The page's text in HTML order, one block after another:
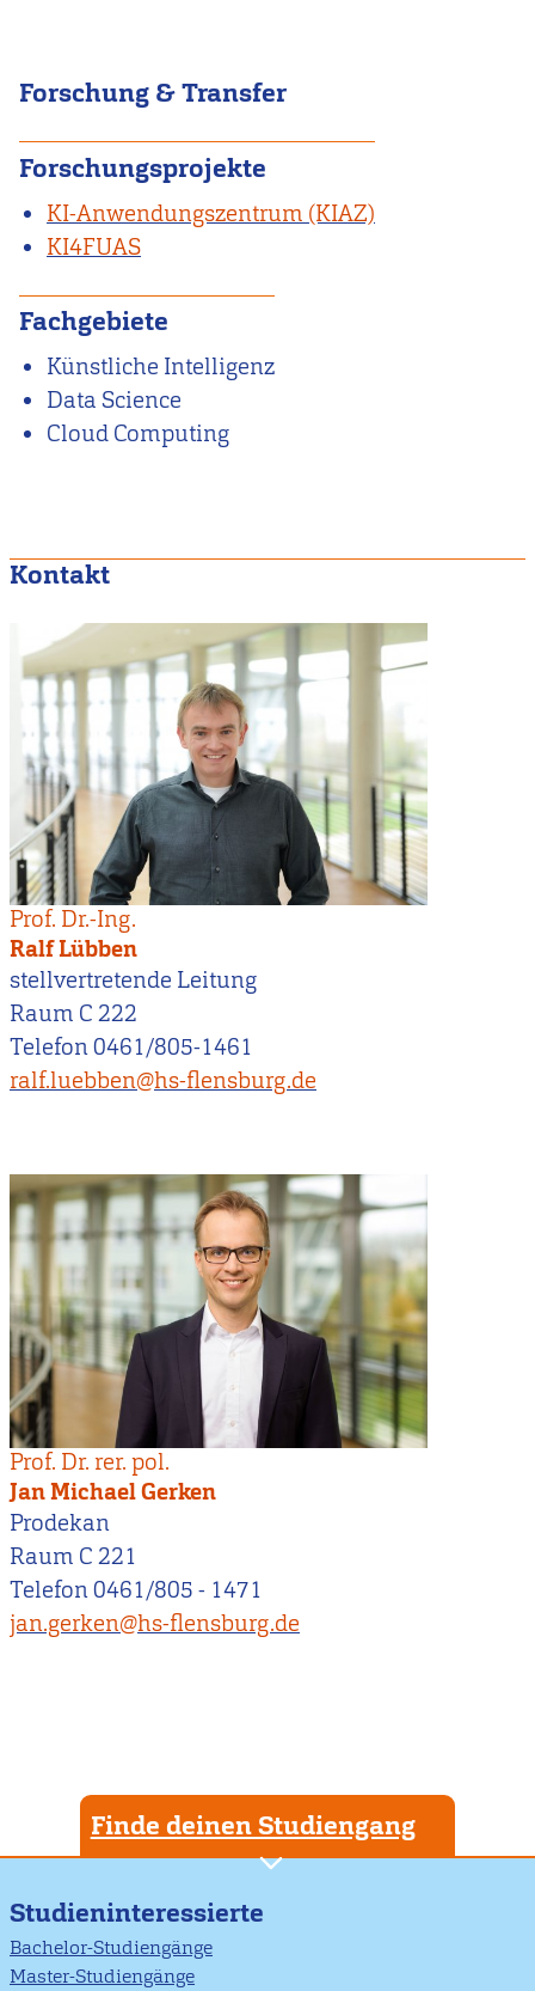
Forschung & Transfer
Forschungsprojekte
KI-Anwendungszentrum (KIAZ)
KI4FUAS
Fachgebiete
Künstliche Intelligenz
Data Science
Cloud Computing
Kontakt
Prof. Dr.-Ing.
Ralf Lübben
stellvertretende Leitung
Raum C 222
Telefon 0461/805-1461
ralf.luebben@hs-flensburg.de
Prof. Dr. rer. pol.
Jan Michael Gerken
Prodekan
Raum C 221
Telefon 0461/805 - 1471
jan.gerken@hs-flensburg.de
Finde deinen Studiengang
Studieninteressierte
Bachelor-Studiengänge
Master-Studiengänge